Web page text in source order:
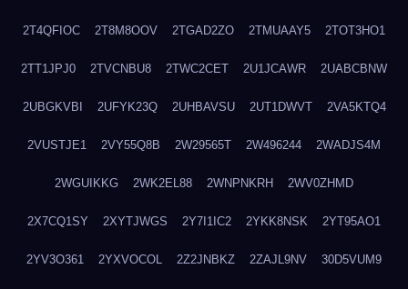
2T4QFIOC 2T8M8OOV 2TGAD2ZO 2TMUAAY5 2TOT3HO1
2TT1JPJ0 2TVCNBU8 2TWC2CET 2U1JCAWR 2UABCBNW
2UBGKVBI 2UFYK23Q 2UHBAVSU 2UT1DWVT 2VA5KTQ4
2VUSTJE1 2VY55Q8B 2W29565T 2W496244 2WADJS4M
2WGUIKKG 2WK2EL88 2WNPNKRH 2WV0ZHMD
2X7CQ1SY 2XYTJWGS 2Y7I1IC2 2YKK8NSK 2YT95AO1
2YV3O361 2YXVOCOL 2Z2JNBKZ 2ZAJL9NV 30D5VUM9